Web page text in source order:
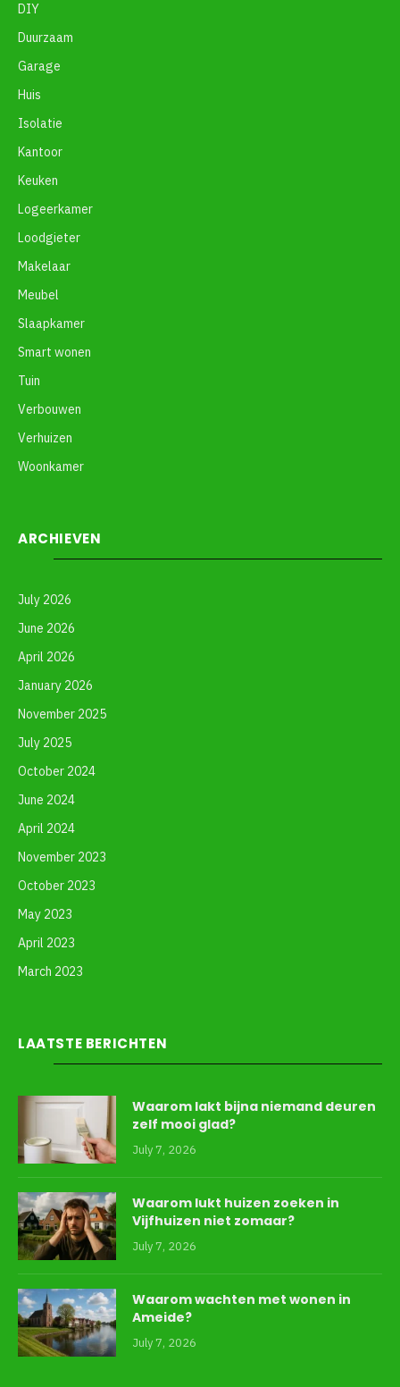
DIY
Duurzaam
Garage
Huis
Isolatie
Kantoor
Keuken
Logeerkamer
Loodgieter
Makelaar
Meubel
Slaapkamer
Smart wonen
Tuin
Verbouwen
Verhuizen
Woonkamer
ARCHIEVEN
July 2026
June 2026
April 2026
January 2026
November 2025
July 2025
October 2024
June 2024
April 2024
November 2023
October 2023
May 2023
April 2023
March 2023
LAATSTE BERICHTEN
Waarom lakt bijna niemand deuren
zelf mooi glad?
July 7, 2026
Waarom lukt huizen zoeken in
Vijfhuizen niet zomaar?
July 7, 2026
Waarom wachten met wonen in
Ameide?
July 7, 2026